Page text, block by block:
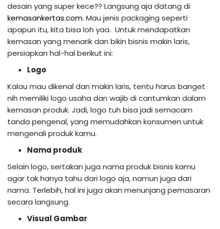
desain yang super kece?? Langsung aja datang di
kemasankertas.com. Mau jenis packaging seperti
apapun itu, kita bisa loh yaa. Untuk mendapatkan
kemasan yang menarik dan bikin bisnis makin laris,
persiapkan hal-hal berikut ini:
Logo
Kalau mau dikenal dan makin laris, tentu harus banget
nih memiliki logo usaha dan wajib di cantumkan dalam
kemasan produk. Jadi, logo tuh bisa jadi semacam
tanda pengenal, yang memudahkan konsumen untuk
mengenali produk kamu.
Nama produk
Selain logo, sertakan juga nama produk bisnis kamu
agar tak hanya tahu dari logo aja, namun juga dari
nama. Terlebih, hal ini juga akan menunjang pemasaran
secara langsung.
Visual Gambar